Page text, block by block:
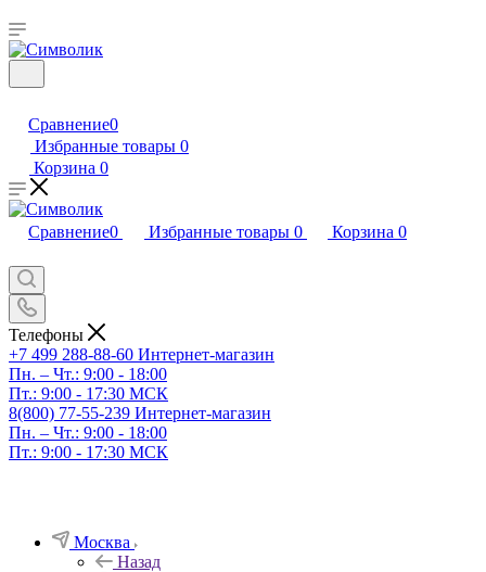
Сравнение0
Избранные товары 0
Корзина 0
Сравнение0 Избранные товары 0 Корзина 0
Телефоны
+7 499 288-88-60 Интернет-магазин
Пн. – Чт.: 9:00 - 18:00
Пт.: 9:00 - 17:30 МСК
8(800) 77-55-239 Интернет-магазин
Пн. – Чт.: 9:00 - 18:00
Пт.: 9:00 - 17:30 МСК
Москва
Назад